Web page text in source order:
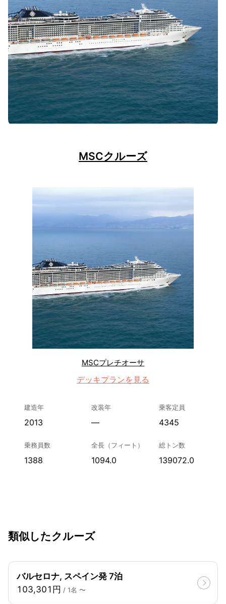
MSCクルーズ
MSCプレチオーサ
デッキプランを見る
建造年
2013
改装年
—
乗客定員
4345
乗務員数
1388
全長（フィート）
1094.0
総トン数
139072.0
類似したクルーズ
バルセロナ, スペイン発 7泊
103,301円 / 1名 〜